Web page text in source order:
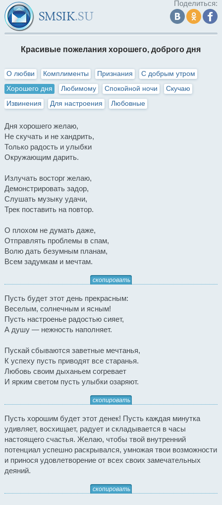
Поделиться:
Красивые пожелания хорошего, доброго дня
О любви Комплименты Признания
С добрым утром
Хорошего дня
Любимому Спокойной ночи
Скучаю
Извинения
Для настроения Любовные
Дня хорошего желаю,
Не скучать и не хандрить,
Только радость и улыбки
Окружающим дарить.
Излучать восторг желаю,
Демонстрировать задор,
Слушать музыку удачи,
Трек поставить на повтор.
О плохом не думать даже,
Отправлять проблемы в спам,
Волю дать безумным планам,
Всем задумкам и мечтам.
скопировать
Пусть будет этот день прекрасным:
Веселым, солнечным и ясным!
Пусть настроенье радостью сияет,
А душу — нежность наполняет.
Пускай сбываются заветные мечтанья,
К успеху пусть приводят все старанья.
Любовь своим дыханьем согревает
И ярким светом пусть улыбки озаряют.
скопировать
Пусть хорошим будет этот денек! Пусть каждая минутка
удивляет, восхищает, радует и складывается в часы
настоящего счастья. Желаю, чтобы твой внутренний
потенциал успешно раскрывался, умножая твои возможности
и принося удовлетворение от всех своих замечательных
деяний.
скопировать